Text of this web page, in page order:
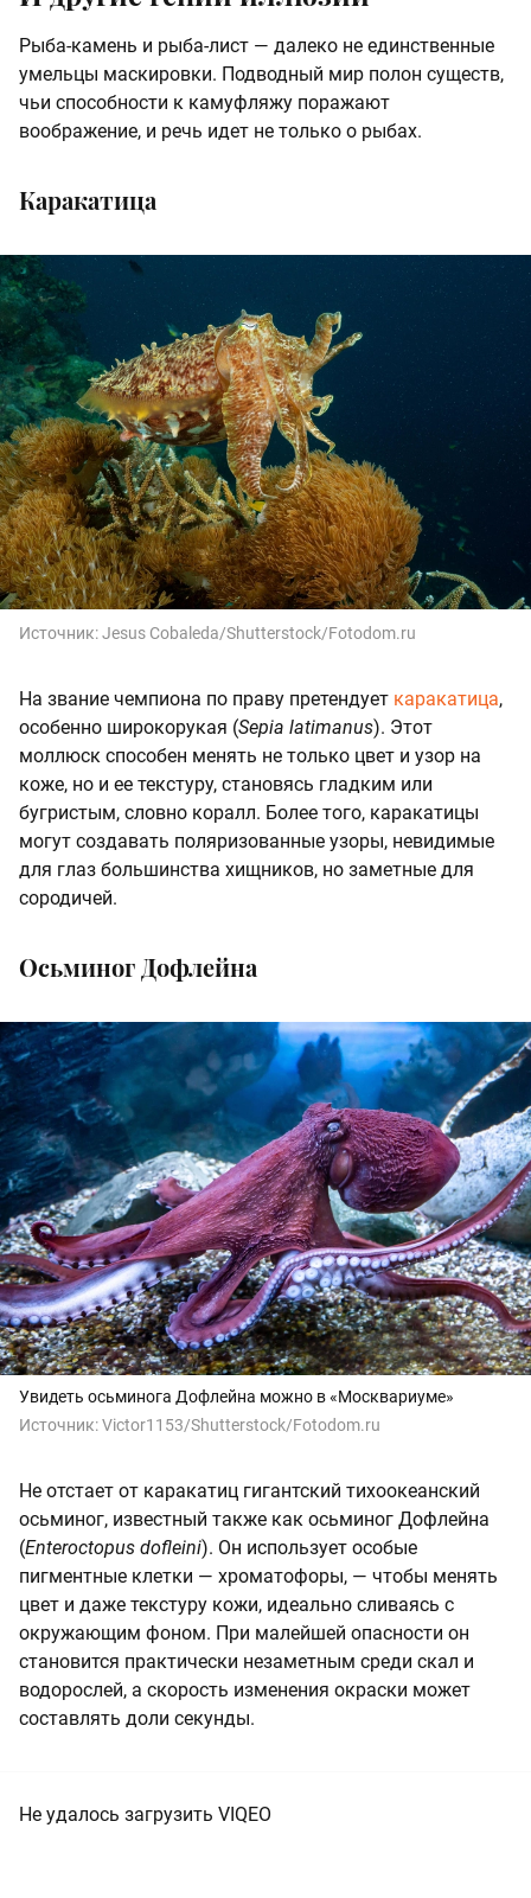
Рыба-камень и рыба-лист — далеко не единственные
умельцы маскировки. Подводный мир полон существ,
чьи способности к камуфляжу поражают
воображение, и речь идет не только о рыбах.
Каракатица
Источник:Jesus Cobaleda/Shutterstock/Fotodom.ru
На звание чемпиона по праву претендует каракатица,
особенно широкорукая (Sepia latimanus). Этот
моллюск способен менять не только цвет и узор на
коже, но и ее текстуру, становясь гладким или
бугристым, словно коралл. Более того, каракатицы
могут создавать поляризованные узоры, невидимые
для глаз большинства хищников, но заметные для
сородичей.
Осьминог Дофлейна
Увидеть осьминога Дофлейна можно в «Москвариуме»
Источник:Victor1153/Shutterstock/Fotodom.ru
Не отстает от каракатиц гигантский тихоокеанский
осьминог, известный также как осьминог Дофлейна
(Enteroctopus dofleini). Он использует особые
пигментные клетки — хроматофоры, — чтобы менять
цвет и даже текстуру кожи, идеально сливаясь с
окружающим фоном. При малейшей опасности он
становится практически незаметным среди скал и
водорослей, а скорость изменения окраски может
составлять доли секунды.
Не удалось загрузить VIQEO